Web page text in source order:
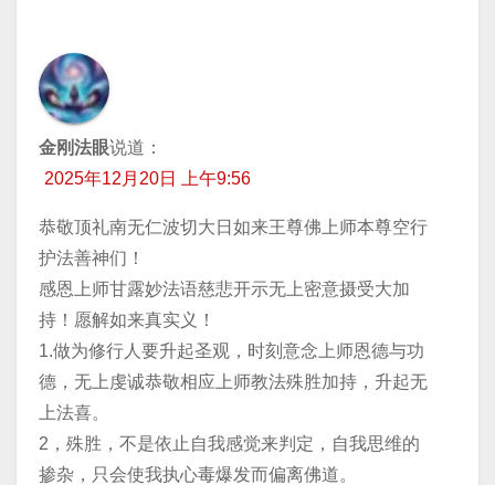
金刚法眼说道：
2025年12月20日 上午9:56
恭敬顶礼南无仁波切大日如来王尊佛上师本尊空行
护法善神们！
感恩上师甘露妙法语慈悲开示无上密意摄受大加
持！愿解如来真实义！
1.做为修行人要升起圣观，时刻意念上师恩德与功
德，无上虔诚恭敬相应上师教法殊胜加持，升起无
上法喜。
2，殊胜，不是依止自我感觉来判定，自我思维的
掺杂，只会使我执心毒爆发而偏离佛道。